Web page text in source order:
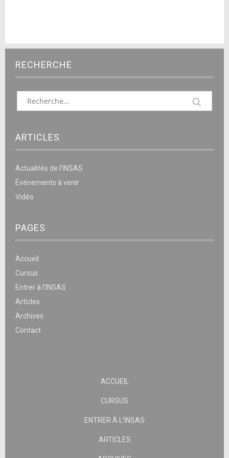
RECHERCHE
ARTICLES
Actualités de l’INSAS
Événements à venir
Vidéo
PAGES
Accueil
Cursus
Entrer à l’INSAS
Articles
Archives
Contact
ACCUEIL
CURSUS
ENTRER À L’INSAS
ARTICLES